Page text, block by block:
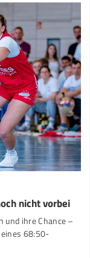
nicht vorbei
und ihre Chance –
68:50-